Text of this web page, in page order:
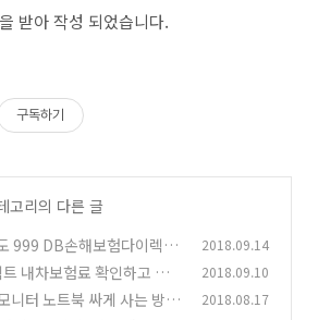
받아 작성 되었습니다.
구독하기
고리의 다른 글
999 DB손해보험다이렉트
2018.09.14
내차보험료 확인하고 코
권 받자
(2)
2018.09.10
니터 노트북 싸게 사는 방법
2018.08.17